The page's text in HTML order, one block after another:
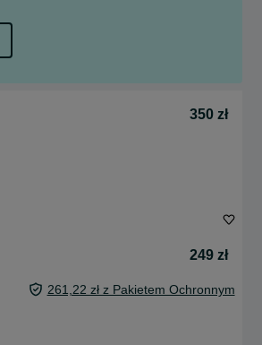
350 zł
249 zł
261,22 zł z Pakietem Ochronnym